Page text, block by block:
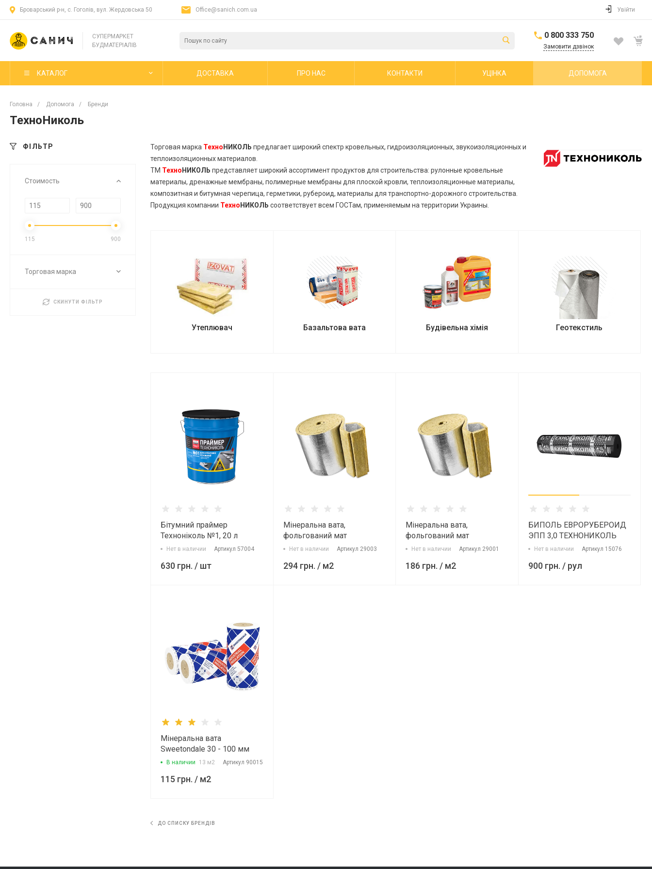
Броварський р-н, с. Гоголів, вул. Жердовська 50 Office@sanich.com.ua Увійти
СУПЕРМАРКЕТ
БУДМАТЕРІАЛІВ
0 800 333 750
Замовити дзвінок
КАТАЛОГ ДОСТАВКА ПРО НАС КОНТАКТИ УЦІНКА ДОПОМОГА
Головна / Допомога / Бренди
ТехноНиколь
ФІЛЬТР
Стоимость
115 900
Торговая марка
СКИНУТИ ФІЛЬТР
Торговая марка Техно НИКОЛЬ предлагает широкий спектр кровельных, гидроизоляционных, звукоизоляционных и
теплоизоляционных материалов.
ТМ Техно НИКОЛЬ представляет широкий ассортимент продуктов для строительства: рулонные кровельные
материалы, дренажные мембраны, полимерные мембраны для плоской кровли, теплоизоляционные материалы,
композитная и битумная черепица, герметики, рубероид, материалы для транспортно-дорожного строительства.
Продукция компании Техно НИКОЛЬ соответствует всем ГОСТам, применяемым на территории Украины.
Утеплювач Базальтова вата Будівельна хімія Геотекстиль
Бітумний праймер
Техноніколь №1, 20 л
Нет в наличии Артикул 57004
630 грн. / шт
Мінеральна вата,
фольгований мат
ламельний Sweetondale
Нет в наличии Артикул 29003
294 грн. / м2
Мінеральна вата,
фольгований мат
ламельний Sweetondale
Нет в наличии Артикул 29001
186 грн. / м2
БИПОЛЬ ЕВРОРУБЕРОИД
ЭПП 3,0 ТЕХНОНИКОЛЬ
(Беларусь) 15 м. п.
Нет в наличии Артикул 15076
900 грн. / рул
Мінеральна вата
Sweetondale 30 - 100 мм
Теплорол 4000х1000х100
В наличии 13 м2 Артикул 90015
115 грн. / м2
ДО СПИСКУ БРЕНДІВ